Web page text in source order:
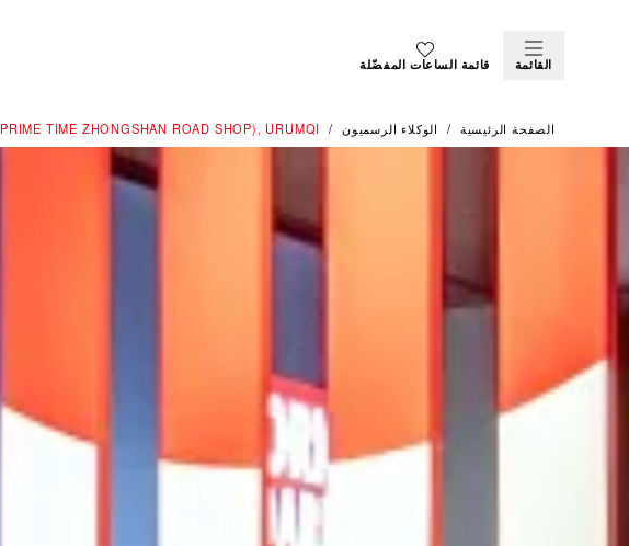
القائمة قائمة الساعات المفضّلة
الصفحة الرئيسية الوكلاء الرسميون ‭PRIME TIME ZHONGSHAN ROAD SHOP), URUMQI‬